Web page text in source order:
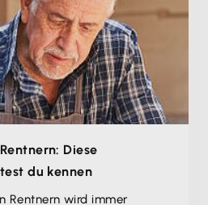
Diese
du kennen
Rentnern wird immer